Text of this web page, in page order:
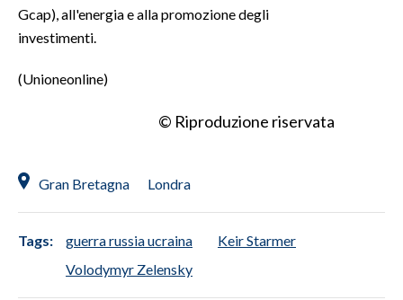
Gcap), all'energia e alla promozione degli
investimenti.
(Unioneonline)
© Riproduzione riservata
Gran Bretagna Londra
Tags: guerra russia ucraina
Keir Starmer
Volodymyr Zelensky